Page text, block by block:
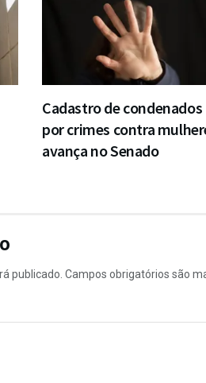
Cadastro de condenados
por crimes contra
avança no Senado
publicado. Campos obrigatórios são